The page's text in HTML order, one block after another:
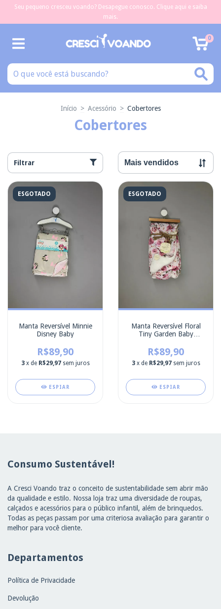
Seu pequeno cresceu voando? Desapegue conosco. Clique aqui e saiba
mais.
0
Início > Acessório > Cobertores
Cobertores
Filtrar
ESGOTADO
Manta Reversível Minnie
Disney Baby
R$89,90
3 x de R$29,97 sem juros
ESPIAR
ESGOTADO
Manta Reversível Floral
Tiny Garden Baby
R$89,90
3 x de R$29,97 sem juros
ESPIAR
Consumo Sustentável!
A Cresci Voando traz o conceito de sustentabilidade sem abrir mão
da qualidade e estilo. Nossa loja traz uma diversidade de roupas,
calçados e acessórios para o público infantil, além de brinquedos.
Todas as peças passam por uma criteriosa avaliação para garantir o
melhor para você cliente.
Departamentos
Política de Privacidade
Devolução